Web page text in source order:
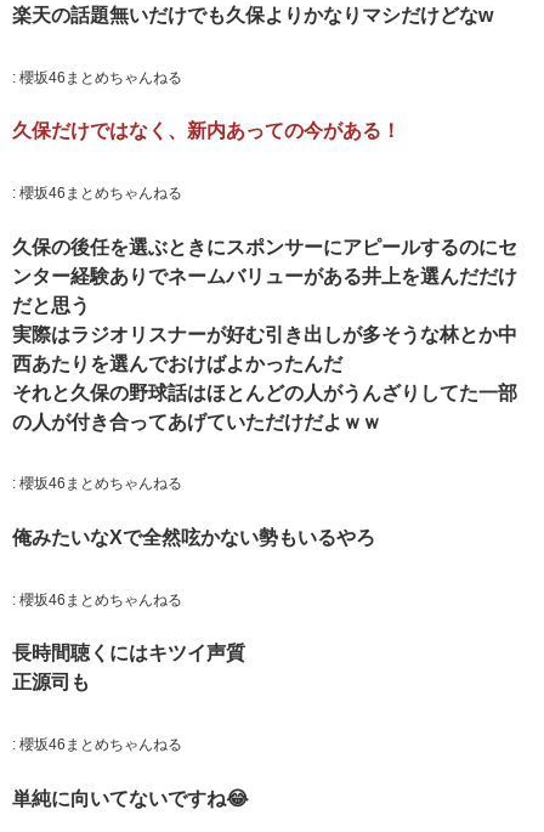
楽天の話題無いだけでも久保よりかなりマシだけどなw
: 櫻坂46まとめちゃんねる
久保だけではなく、新内あっての今がある！
: 櫻坂46まとめちゃんねる
久保の後任を選ぶときにスポンサーにアピールするのにセ
ンター経験ありでネームバリューがある井上を選んだだけ
だと思う
実際はラジオリスナーが好む引き出しが多そうな林とか中
西あたりを選んでおけばよかったんだ
それと久保の野球話はほとんどの人がうんざりしてた一部
の人が付き合ってあげていただけだよｗｗ
: 櫻坂46まとめちゃんねる
俺みたいなXで全然呟かない勢もいるやろ
: 櫻坂46まとめちゃんねる
長時間聴くにはキツイ声質
正源司も
: 櫻坂46まとめちゃんねる
単純に向いてないですね😂